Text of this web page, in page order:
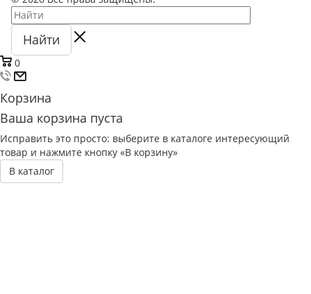
Найти
0
Корзина
Ваша корзина пуста
Исправить это просто: выберите в каталоге интересующий
товар и нажмите кнопку «В корзину»
В каталог